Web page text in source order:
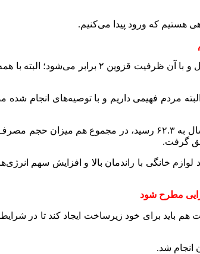
هستیم که ورود پیدا می‌کنیم.
حجتی‌پور ادامه داد: با درنظر داشتن موضوعات پدافندی در جنوب الوند یک خط طراحی شده که به قزوین و بیدستان
کاهش دهیم؛ البته مردم فهیمی داریم و با توصیه‌های
مدیرعامل شرکت گاز استان قزوین عنوان کرد: سال ۱۴۰۱ حدود ۴۴ درصد مردم در پله اول تا سوم قرار داشتند که امسال به ۶۲.۳
خانگی با راندمان بالا و افزایش سهم
مطرح شود
می‌کند، صنعت هم باید برای خود زیرساخت ایجاد کند تا در